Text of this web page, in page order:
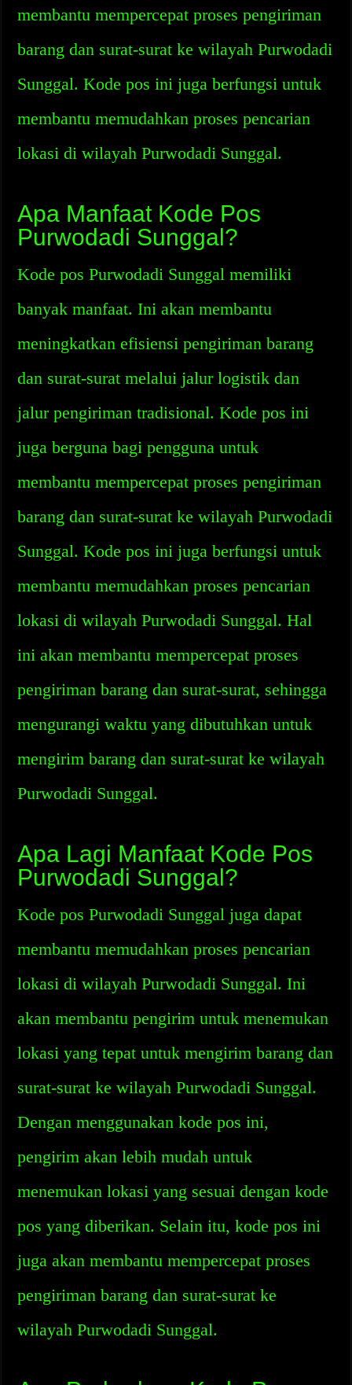
membantu mempercepat proses pengiriman
barang dan surat-surat ke wilayah Purwodadi
Sunggal. Kode pos ini juga berfungsi untuk
membantu memudahkan proses pencarian
lokasi di wilayah Purwodadi Sunggal.
Apa Manfaat Kode Pos
Purwodadi Sunggal?
Kode pos Purwodadi Sunggal memiliki
banyak manfaat. Ini akan membantu
meningkatkan efisiensi pengiriman barang
dan surat-surat melalui jalur logistik dan
jalur pengiriman tradisional. Kode pos ini
juga berguna bagi pengguna untuk
membantu mempercepat proses pengiriman
barang dan surat-surat ke wilayah Purwodadi
Sunggal. Kode pos ini juga berfungsi untuk
membantu memudahkan proses pencarian
lokasi di wilayah Purwodadi Sunggal. Hal
ini akan membantu mempercepat proses
pengiriman barang dan surat-surat, sehingga
mengurangi waktu yang dibutuhkan untuk
mengirim barang dan surat-surat ke wilayah
Purwodadi Sunggal.
Apa Lagi Manfaat Kode Pos
Purwodadi Sunggal?
Kode pos Purwodadi Sunggal juga dapat
membantu memudahkan proses pencarian
lokasi di wilayah Purwodadi Sunggal. Ini
akan membantu pengirim untuk menemukan
lokasi yang tepat untuk mengirim barang dan
surat-surat ke wilayah Purwodadi Sunggal.
Dengan menggunakan kode pos ini,
pengirim akan lebih mudah untuk
menemukan lokasi yang sesuai dengan kode
pos yang diberikan. Selain itu, kode pos ini
juga akan membantu mempercepat proses
pengiriman barang dan surat-surat ke
wilayah Purwodadi Sunggal.